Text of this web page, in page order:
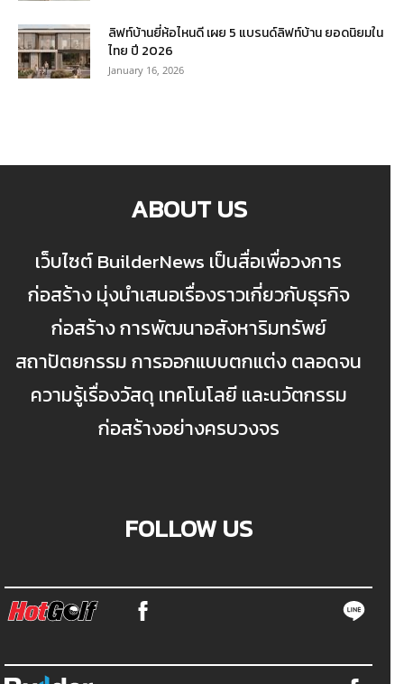
ลิฟท์บ้านยี่ห้อไหนดี เผย 5 แบรนด์ลิฟท์บ้าน ยอดนิยมใน
ไทย ปี 2026
January 16, 2026
ABOUT US
เว็บไซต์ BuilderNews เป็นสื่อเพื่อวงการ
ก่อสร้าง มุ่งนำเสนอเรื่องราวเกี่ยวกับธุรกิจ
ก่อสร้าง การพัฒนาอสังหาริมทรัพย์
สถาปัตยกรรม การออกแบบตกแต่ง ตลอดจน
ความรู้เรื่องวัสดุ เทคโนโลยี และนวัตกรรม
ก่อสร้างอย่างครบวงจร
FOLLOW US